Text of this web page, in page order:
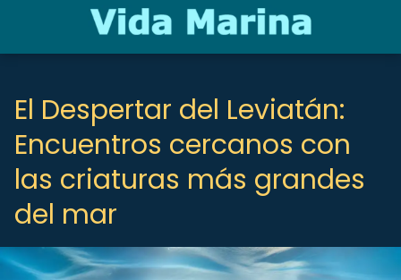
El Despertar del Leviatán:
Encuentros cercanos con
las criaturas más grandes
del mar